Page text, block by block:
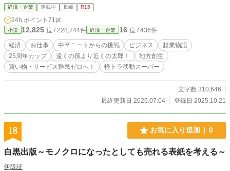
乗ります。 最終話では、仲間や家族、そして地域への感謝を
胸に、太郎が描く未来への希望が語られる。 これは、ひとり
の若者が「誰かの役に立ちたい」という思いを原動力に、人
生を切り拓いていく感動の地域再生ドラマです。 基本の小説
は太郎の業務日誌です。
経済・企業 連載中 長編 R15
24h.ポイント 71pt
小説 12,825 位 / 228,744件 経済・企業 16 位 / 436件
経済 お仕事 中卒ニートからの挑戦 ビジネス
起業物語
25周年カップ
遠くの孫より近くの太郎！
地方創生
買い物・サービス難民ゼロへ！
軽トラ移動スーパー
文字数 310,646
最終更新日 2026.07.04
登録日 2025.10.21
18 お気に入り追加 0
白黒出版～モノクロになったとしても売れる表紙を考える～
伊阪証